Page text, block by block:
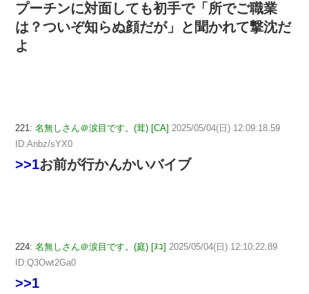
プーチンに対面しても初手で「所でご職業
は？ついぞ知らぬ顔だが」と聞かれて撃沈だ
よ
221: 名無しさん＠涙目です。(茸) [CA] 2025/05/04(日) 12:09:18.59
ID:Anbz/sYX0
>>1お前が行かんかいバイブ
224: 名無しさん＠涙目です。(庭) [ﾇｺ] 2025/05/04(日) 12:10:22.89
ID:Q3Owt2Ga0
>>1